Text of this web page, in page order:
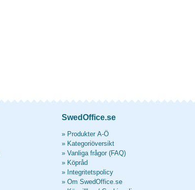
SwedOffice.se
» Produkter A-Ö
» Kategoriöversikt
» Vanliga frågor (FAQ)
» Köpråd
» Integritetspolicy
» Om SwedOffice.se